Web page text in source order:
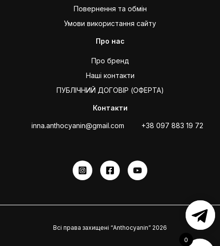
Повернення та обмін
Умови використання сайту
Про нас
Про бренд
Наші контакти
ПУБЛІЧНИЙ ДОГОВІР (ОФЕРТА)
Контакти
inna.anthocyanin@gmail.com +38 097 883 19 72
Всі права захищені “Anthocyanin” 2026
0